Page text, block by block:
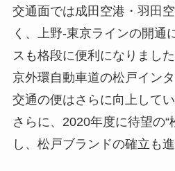
交通面では成田空港・羽田
く、上野-東京ラインの開通
スも格段に便利になりまし
京外環自動車道の松戸イン
交通の便はさらに向上してい
さらに、2020年度に待望の“
し、松戸ブランドの確立も進